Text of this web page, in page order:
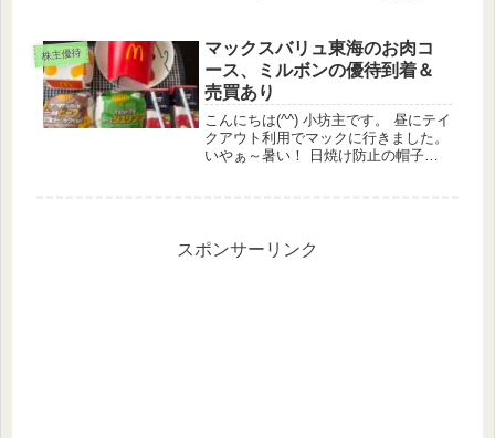
度の一部変更に関するお知らせ ロイ
ヤルHD...
株主優待
マックスバリュ東海のお肉コ
ース、ミルボンの優待到着＆
売買あり
こんにちは(^^) 小坊主です。 昼にテイ
クアウト利用でマックに行きました。
いやぁ～暑い！ 日焼け防止の帽子に
スポンサーリンク